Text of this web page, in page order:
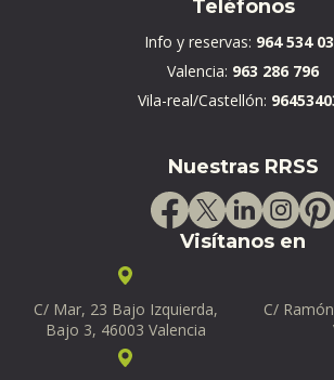
Teléfonos
Info y reservas: 964 534
Valencia: 963 286 796
Vila-real/Castellón:
Nuestras RRSS
Visítanos en
C/ Mar, 23 Bajo Izquierda,
Bajo 3, 46003 Valencia
C/